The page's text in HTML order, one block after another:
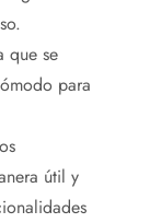
que se
para
útil y